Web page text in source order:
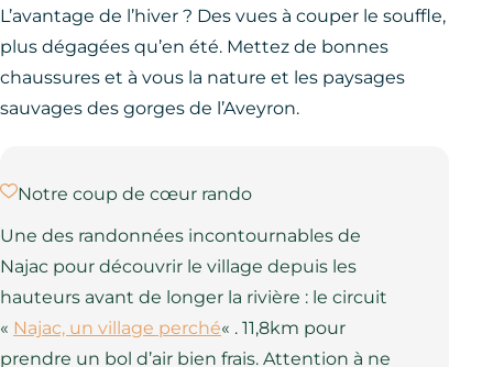
L’avantage de l’hiver ? Des vues à couper le souffle,
plus dégagées qu’en été. Mettez de bonnes
chaussures et à vous la nature et les paysages
sauvages des gorges de l’Aveyron.
Notre coup de cœur rando
Une des randonnées incontournables de
Najac pour découvrir le village depuis les
hauteurs avant de longer la rivière : le circuit
« Najac, un village perché« . 11,8km pour
prendre un bol d’air bien frais. Attention à ne